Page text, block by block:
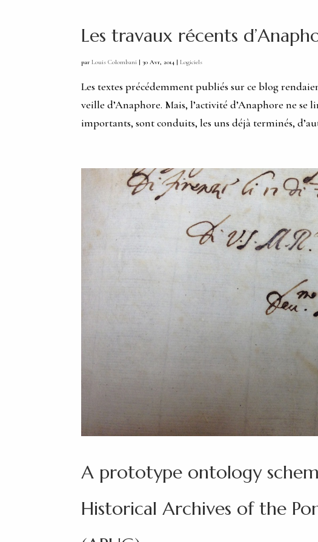
Les travaux récents
parLouis Colombani | 30 Avr, 2014 |Logiciels
Les textes précédemment publiés sur ce blog
veille d’Anaphore. Mais, l’activité d’Anaphore ne
importants, sont conduits, les uns déjà terminés,
A prototype ontology
Historical Archives of the